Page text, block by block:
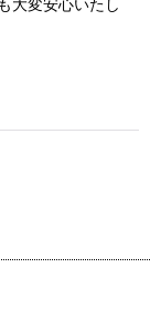
大変安心いたし